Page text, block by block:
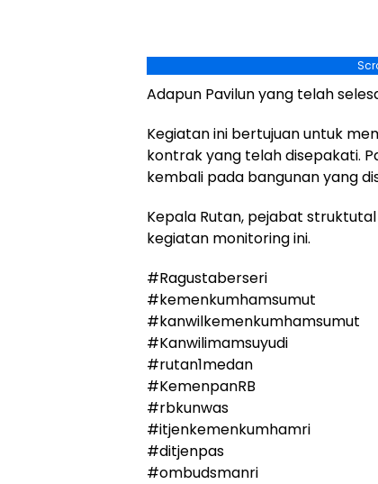
Adapun Pavilun yang telah
Kegiatan ini bertujuan untuk
kontrak yang telah disepakati.
kembali pada bangunan yang
Kepala Rutan, pejabat
kegiatan monitoring ini.
#Ragustaberseri
#kemenkumhamsumut
#kanwilkemenkumhamsumut
#Kanwilimamsuyudi
#rutan1medan
#KemenpanRB
#rbkunwas
#itjenkemenkumhamri
#ditjenpas
#ombudsmanri